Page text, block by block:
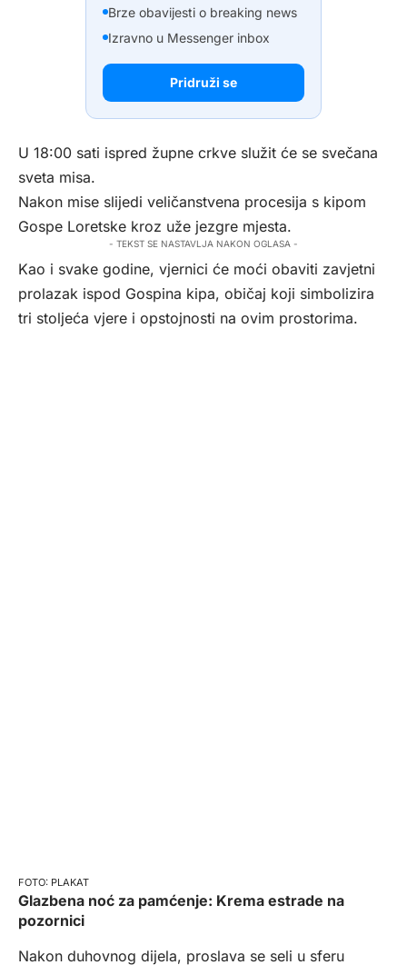
Brze obavijesti o breaking news
Izravno u Messenger inbox
Pridruži se
U 18:00 sati ispred župne crkve služit će se svečana
sveta misa.
Nakon mise slijedi veličanstvena procesija s kipom
Gospe Loretske kroz uže jezgre mjesta.
- TEKST SE NASTAVLJA NAKON OGLASA -
Kao i svake godine, vjernici će moći obaviti zavjetni
prolazak ispod Gospina kipa, običaj koji simbolizira
tri stoljeća vjere i opstojnosti na ovim prostorima.
PLAKAT
Glazbena noć za pamćenje: Krema estrade na
pozornici
Nakon duhovnog dijela, proslava se seli u sferu